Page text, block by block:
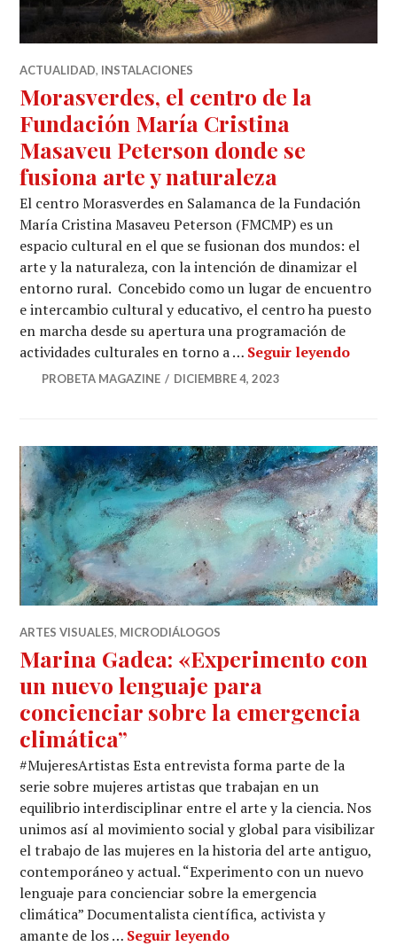
ACTUALIDAD, INSTALACIONES
Morasverdes, el centro de la
Fundación María Cristina
Masaveu Peterson donde se
fusiona arte y naturaleza
El centro Morasverdes en Salamanca de la Fundación
María Cristina Masaveu Peterson (FMCMP) es un
espacio cultural en el que se fusionan dos mundos: el
arte y la naturaleza, con la intención de dinamizar el
entorno rural. Concebido como un lugar de encuentro
e intercambio cultural y educativo, el centro ha puesto
en marcha desde su apertura una programación de
actividades culturales en torno a … Seguir leyendo
PROBETA MAGAZINE DICIEMBRE 4, 2023
ARTES VISUALES, MICRODIÁLOGOS
Marina Gadea: «Experimento con
un nuevo lenguaje para
concienciar sobre la emergencia
climática”
#MujeresArtistas Esta entrevista forma parte de la
serie sobre mujeres artistas que trabajan en un
equilibrio interdisciplinar entre el arte y la ciencia. Nos
unimos así al movimiento social y global para visibilizar
el trabajo de las mujeres en la historia del arte antiguo,
contemporáneo y actual. “Experimento con un nuevo
lenguaje para concienciar sobre la emergencia
climática” Documentalista científica, activista y
amante de los … Seguir leyendoMarina Gadea: